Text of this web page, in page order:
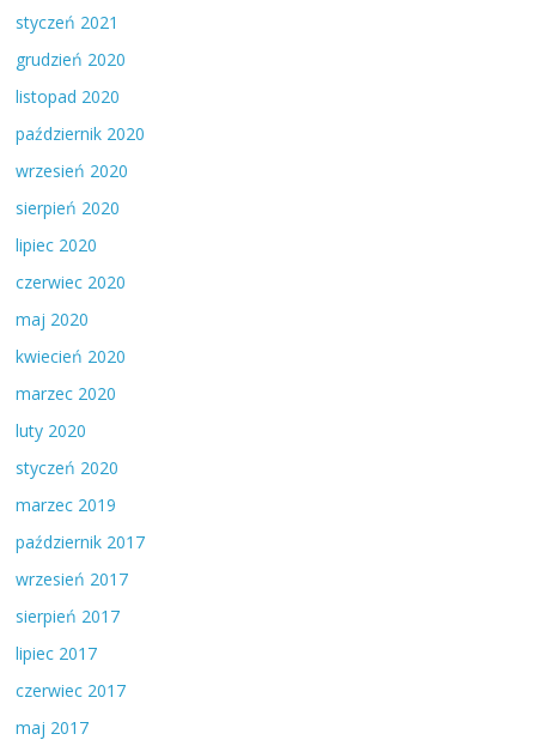
styczeń 2021
grudzień 2020
listopad 2020
październik 2020
wrzesień 2020
sierpień 2020
lipiec 2020
czerwiec 2020
maj 2020
kwiecień 2020
marzec 2020
luty 2020
styczeń 2020
marzec 2019
październik 2017
wrzesień 2017
sierpień 2017
lipiec 2017
czerwiec 2017
maj 2017